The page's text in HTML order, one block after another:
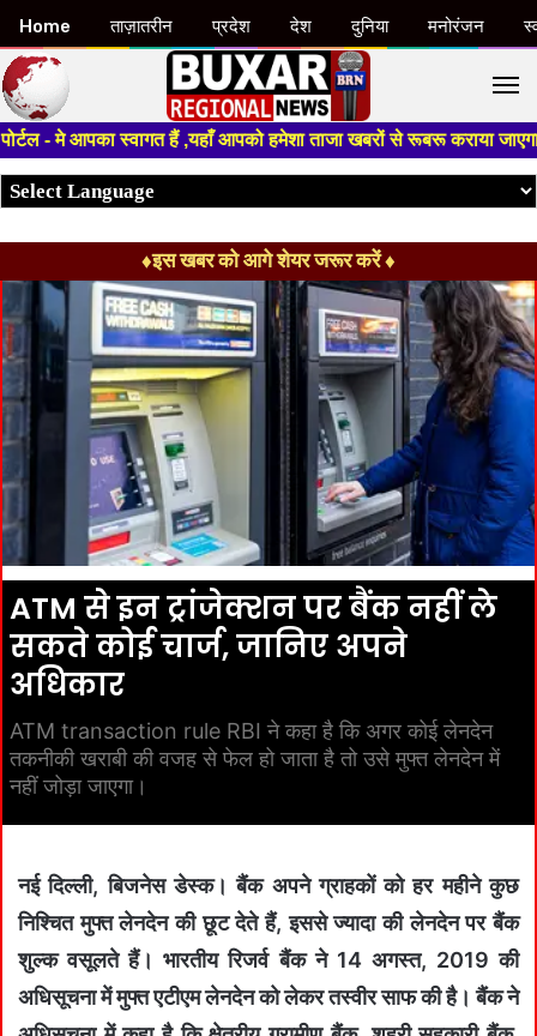
मे आपका स्वागत हैं ,यहाँ आपको हमेशा ताजा खबरों से रूबरू कराया जाएगा ,
♦इस खबर को आगे शेयर जरूर करें ♦
ATM से इन ट्रांजेक्शन पर बैंक नहीं ले
सकते कोई चार्ज, जानिए अपने
अधिकार
ATM transaction rule RBI ने कहा है कि अगर कोई लेनदेन
तकनीकी खराबी की वजह से फेल हो जाता है तो उसे मुफ्त लेनदेन में
नहीं जोड़ा जाएगा।
नई दिल्ली, बिजनेस डेस्क। बैंक अपने ग्राहकों को हर महीने कुछ
निश्चित मुफ्त लेनदेन की छूट देते हैं, इससे ज्यादा की लेनदेन पर बैंक
शुल्क वसूलते हैं। भारतीय रिजर्व बैंक ने 14 अगस्त, 2019 की
अधिसूचना में मुफ्त एटीएम लेनदेन को लेकर तस्वीर साफ की है। बैंक ने
Home ताज़ातरीन प्रदेश देश दुनिया मनोरंजन